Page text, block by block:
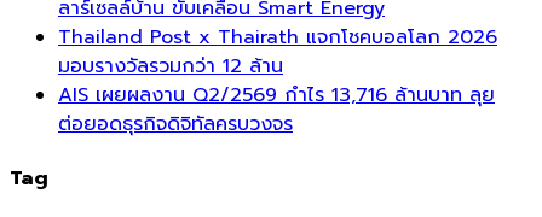
ลาร์เซลล์บ้าน ขับเคลื่อน Smart Energy
Thailand Post x Thairath แจกโชคบอลโลก 2026
มอบรางวัลรวมกว่า 12 ล้าน
AIS เผยผลงาน Q2/2569 กำไร 13,716 ล้านบาท ลุย
ต่อยอดธุรกิจดิจิทัลครบวงจร
Tag